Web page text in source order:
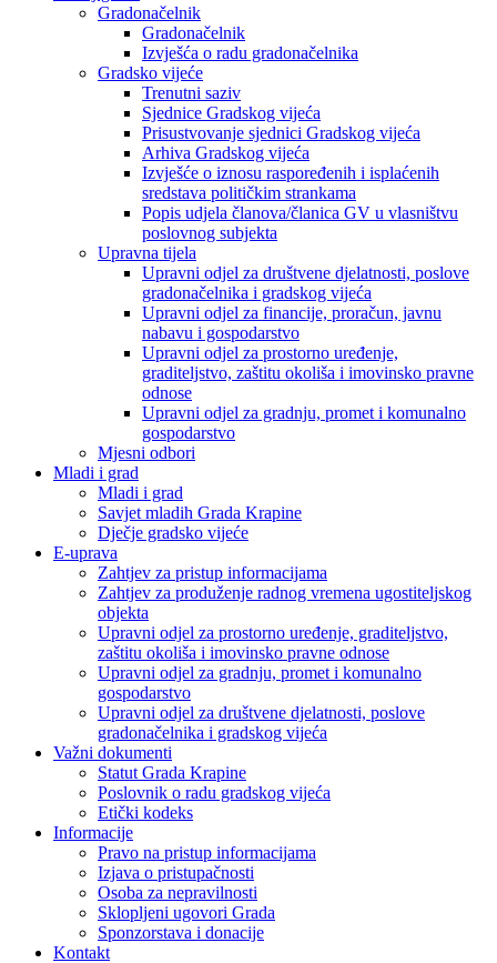
Gradonačelnik
Gradonačelnik
Izvješća o radu gradonačelnika
Gradsko vijeće
Trenutni saziv
Sjednice Gradskog vijeća
Prisustvovanje sjednici Gradskog vijeća
Arhiva Gradskog vijeća
Izvješće o iznosu raspoređenih i isplaćenih
sredstava političkim strankama
Popis udjela članova/članica GV u vlasništvu
poslovnog subjekta
Upravna tijela
Upravni odjel za društvene djelatnosti, poslove
gradonačelnika i gradskog vijeća
Upravni odjel za financije, proračun, javnu
nabavu i gospodarstvo
Upravni odjel za prostorno uređenje,
graditeljstvo, zaštitu okoliša i imovinsko pravne
odnose
Upravni odjel za gradnju, promet i komunalno
gospodarstvo
Mjesni odbori
Mladi i grad
Mladi i grad
Savjet mladih Grada Krapine
Dječje gradsko vijeće
E-uprava
Zahtjev za pristup informacijama
Zahtjev za produženje radnog vremena ugostiteljskog
objekta
Upravni odjel za prostorno uređenje, graditeljstvo,
zaštitu okoliša i imovinsko pravne odnose
Upravni odjel za gradnju, promet i komunalno
gospodarstvo
Upravni odjel za društvene djelatnosti, poslove
gradonačelnika i gradskog vijeća
Važni dokumenti
Statut Grada Krapine
Poslovnik o radu gradskog vijeća
Etički kodeks
Informacije
Pravo na pristup informacijama
Izjava o pristupačnosti
Osoba za nepravilnosti
Sklopljeni ugovori Grada
Sponzorstava i donacije
Kontakt